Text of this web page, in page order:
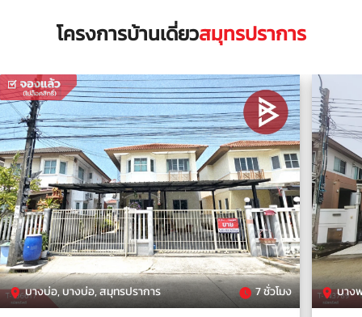
โครงการบ้านเดี่ยวสมุทรปราการ
บางบ่อ, บางบ่อ, สมุทรปราการ 7 ชั่วโมง บาง